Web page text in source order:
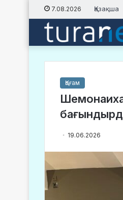
7.08.2026 Қазақша
Қоғам
Шемонаиха
19.06.2026